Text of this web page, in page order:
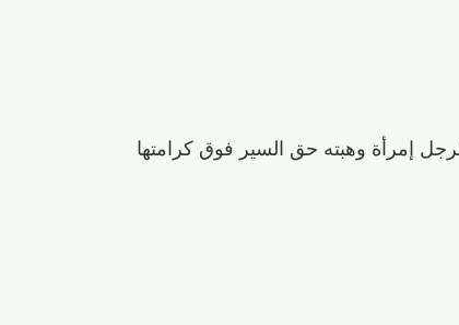
إمرأة وهبته حق السير فوق كرامتها